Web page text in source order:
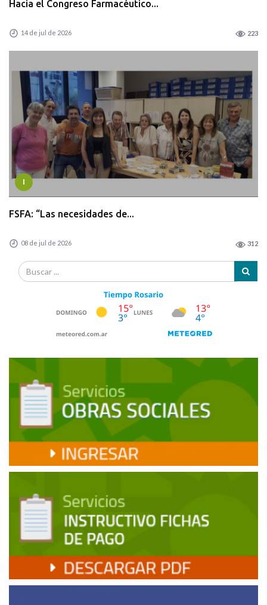
Hacia el Congreso Farmacéutico...
14 de jul de 2026 223
I
FSFA: “Las necesidades de...
08 de jul de 2026 312